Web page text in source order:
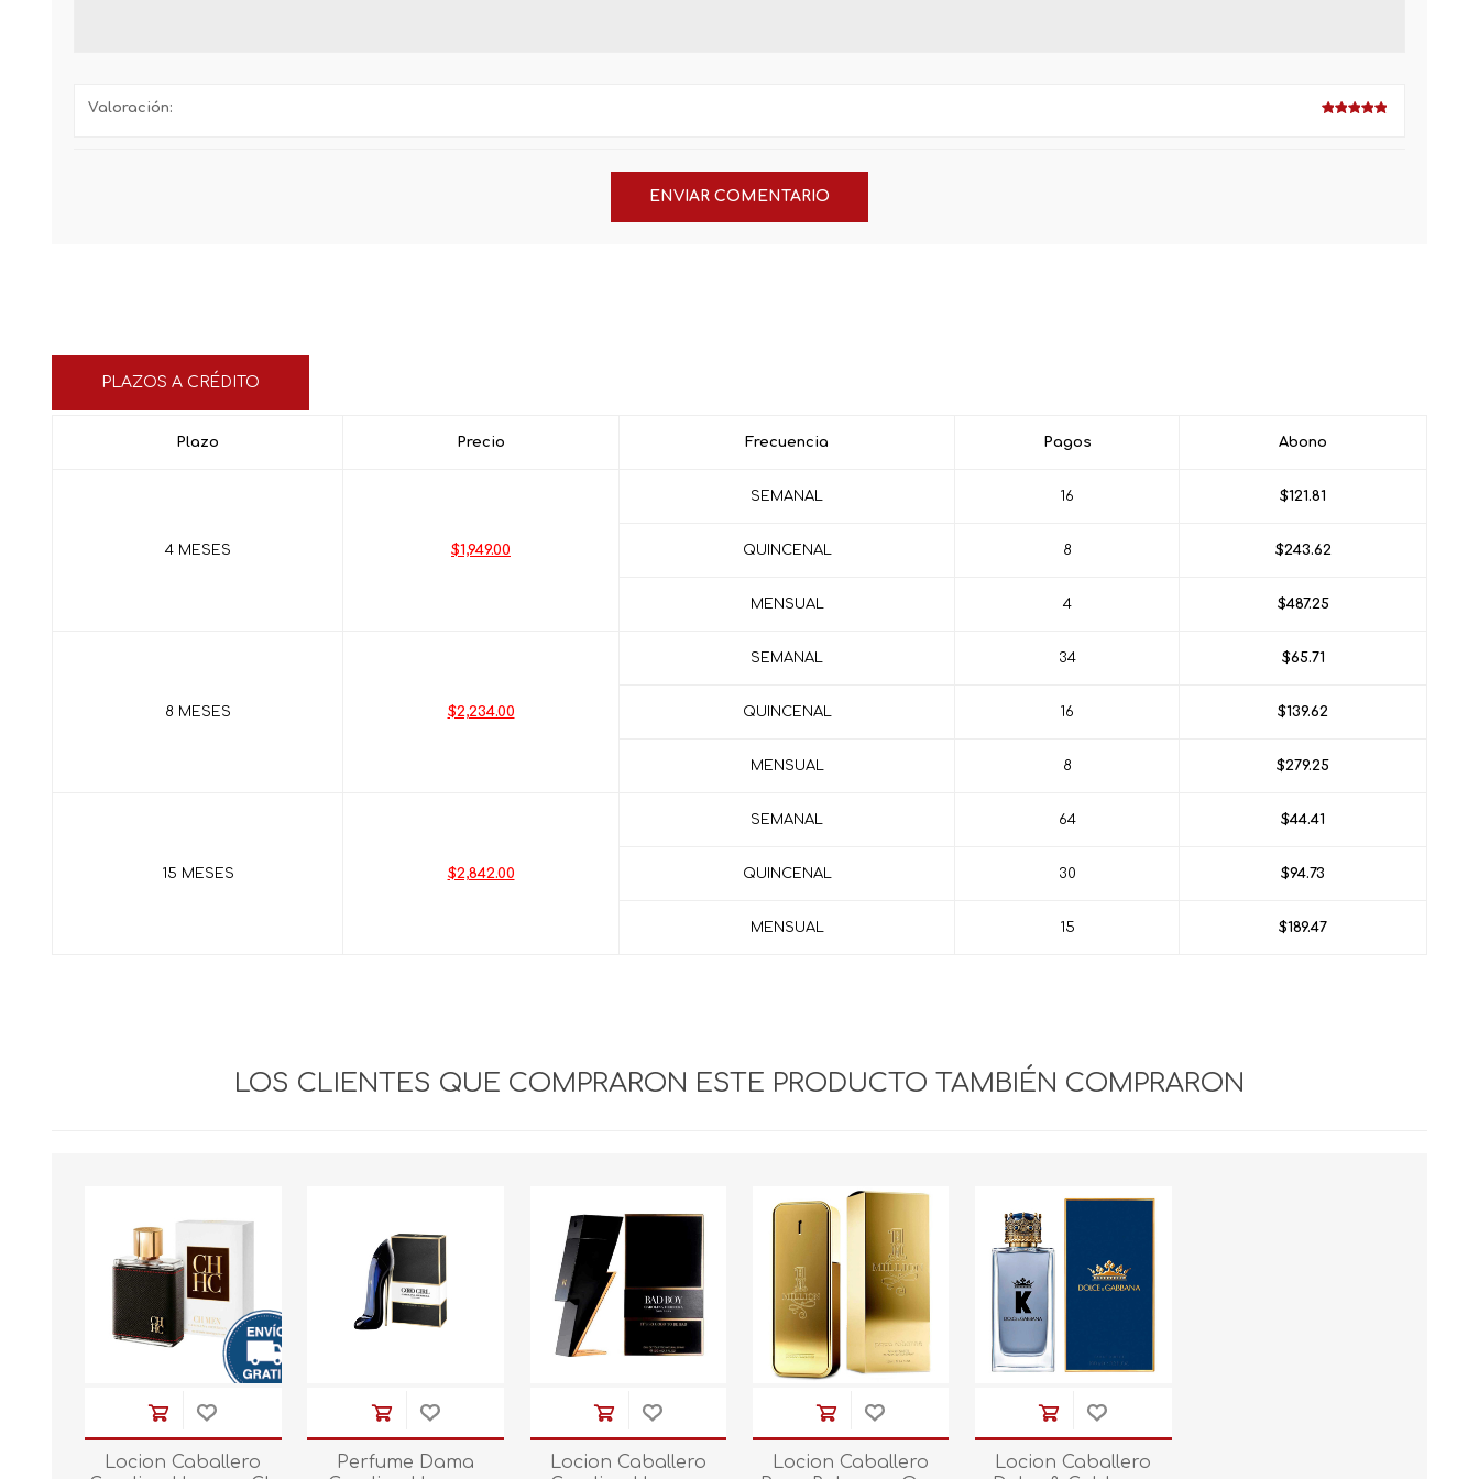
Valoración:
PLAZOS A CRÉDITO
Plazo Precio Frecuencia Pagos Abono
4 MESES $1,949.00
SEMANAL 16 $121.81
QUINCENAL 8 $243.62
MENSUAL 4 $487.25
8 MESES $2,234.00
SEMANAL 34 $65.71
QUINCENAL 16 $139.62
MENSUAL 8 $279.25
15 MESES $2,842.00
SEMANAL 64 $44.41
QUINCENAL 30 $94.73
MENSUAL 15 $189.47
LOS CLIENTES QUE COMPRARON ESTE PRODUCTO TAMBIÉN COMPRARON
Locion Caballero
Perfume Dama
Locion Caballero
Locion Caballero
Locion Caballero